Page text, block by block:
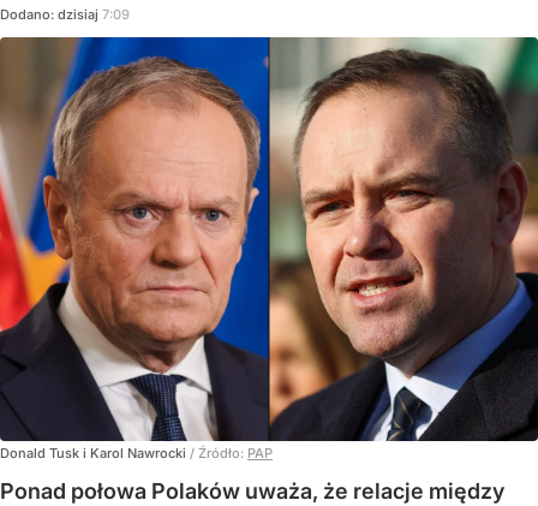
Dodano: dzisiaj 7:09
Donald Tusk i Karol Nawrocki / Źródło: PAP
Ponad połowa Polaków uważa, że relacje między